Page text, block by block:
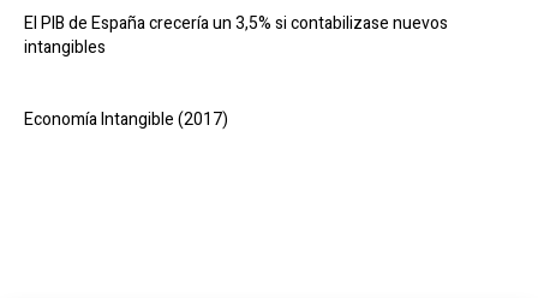
El PIB de España crecería un 3,5% si contabilizase nuevos
intangibles
Economía Intangible (2017)